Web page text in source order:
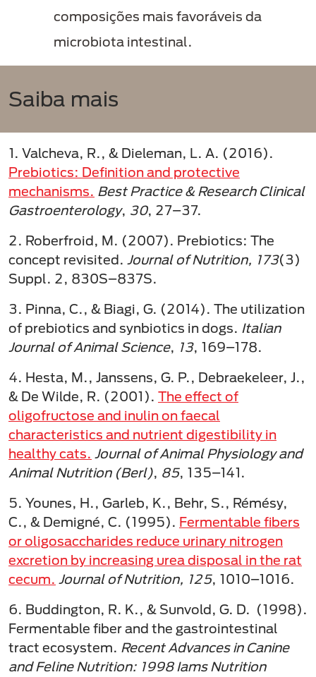
composições mais favoráveis da
microbiota intestinal.
Saiba mais
1. Valcheva, R., & Dieleman, L. A. (2016).
Prebiotics: Definition and protective
mechanisms. Best Practice & Research Clinical
Gastroenterology, 30, 27–37.
2. Roberfroid, M. (2007). Prebiotics: The
concept revisited. Journal of Nutrition, 173(3)
Suppl. 2, 830S–837S.
3. Pinna, C., & Biagi, G. (2014). The utilization
of prebiotics and synbiotics in dogs. Italian
Journal of Animal Science, 13, 169–178.
4. Hesta, M., Janssens, G. P., Debraekeleer, J.,
& De Wilde, R. (2001). The effect of
oligofructose and inulin on faecal
characteristics and nutrient digestibility in
healthy cats. Journal of Animal Physiology and
Animal Nutrition (Berl), 85, 135–141.
5. Younes, H., Garleb, K., Behr, S., Rémésy,
C., & Demigné, C. (1995). Fermentable fibers
or oligosaccharides reduce urinary nitrogen
excretion by increasing urea disposal in the rat
cecum. Journal of Nutrition, 125, 1010–1016.
6. Buddington, R. K., & Sunvold, G. D. (1998).
Fermentable fiber and the gastrointestinal
tract ecosystem. Recent Advances in Canine
and Feline Nutrition: 1998 Iams Nutrition